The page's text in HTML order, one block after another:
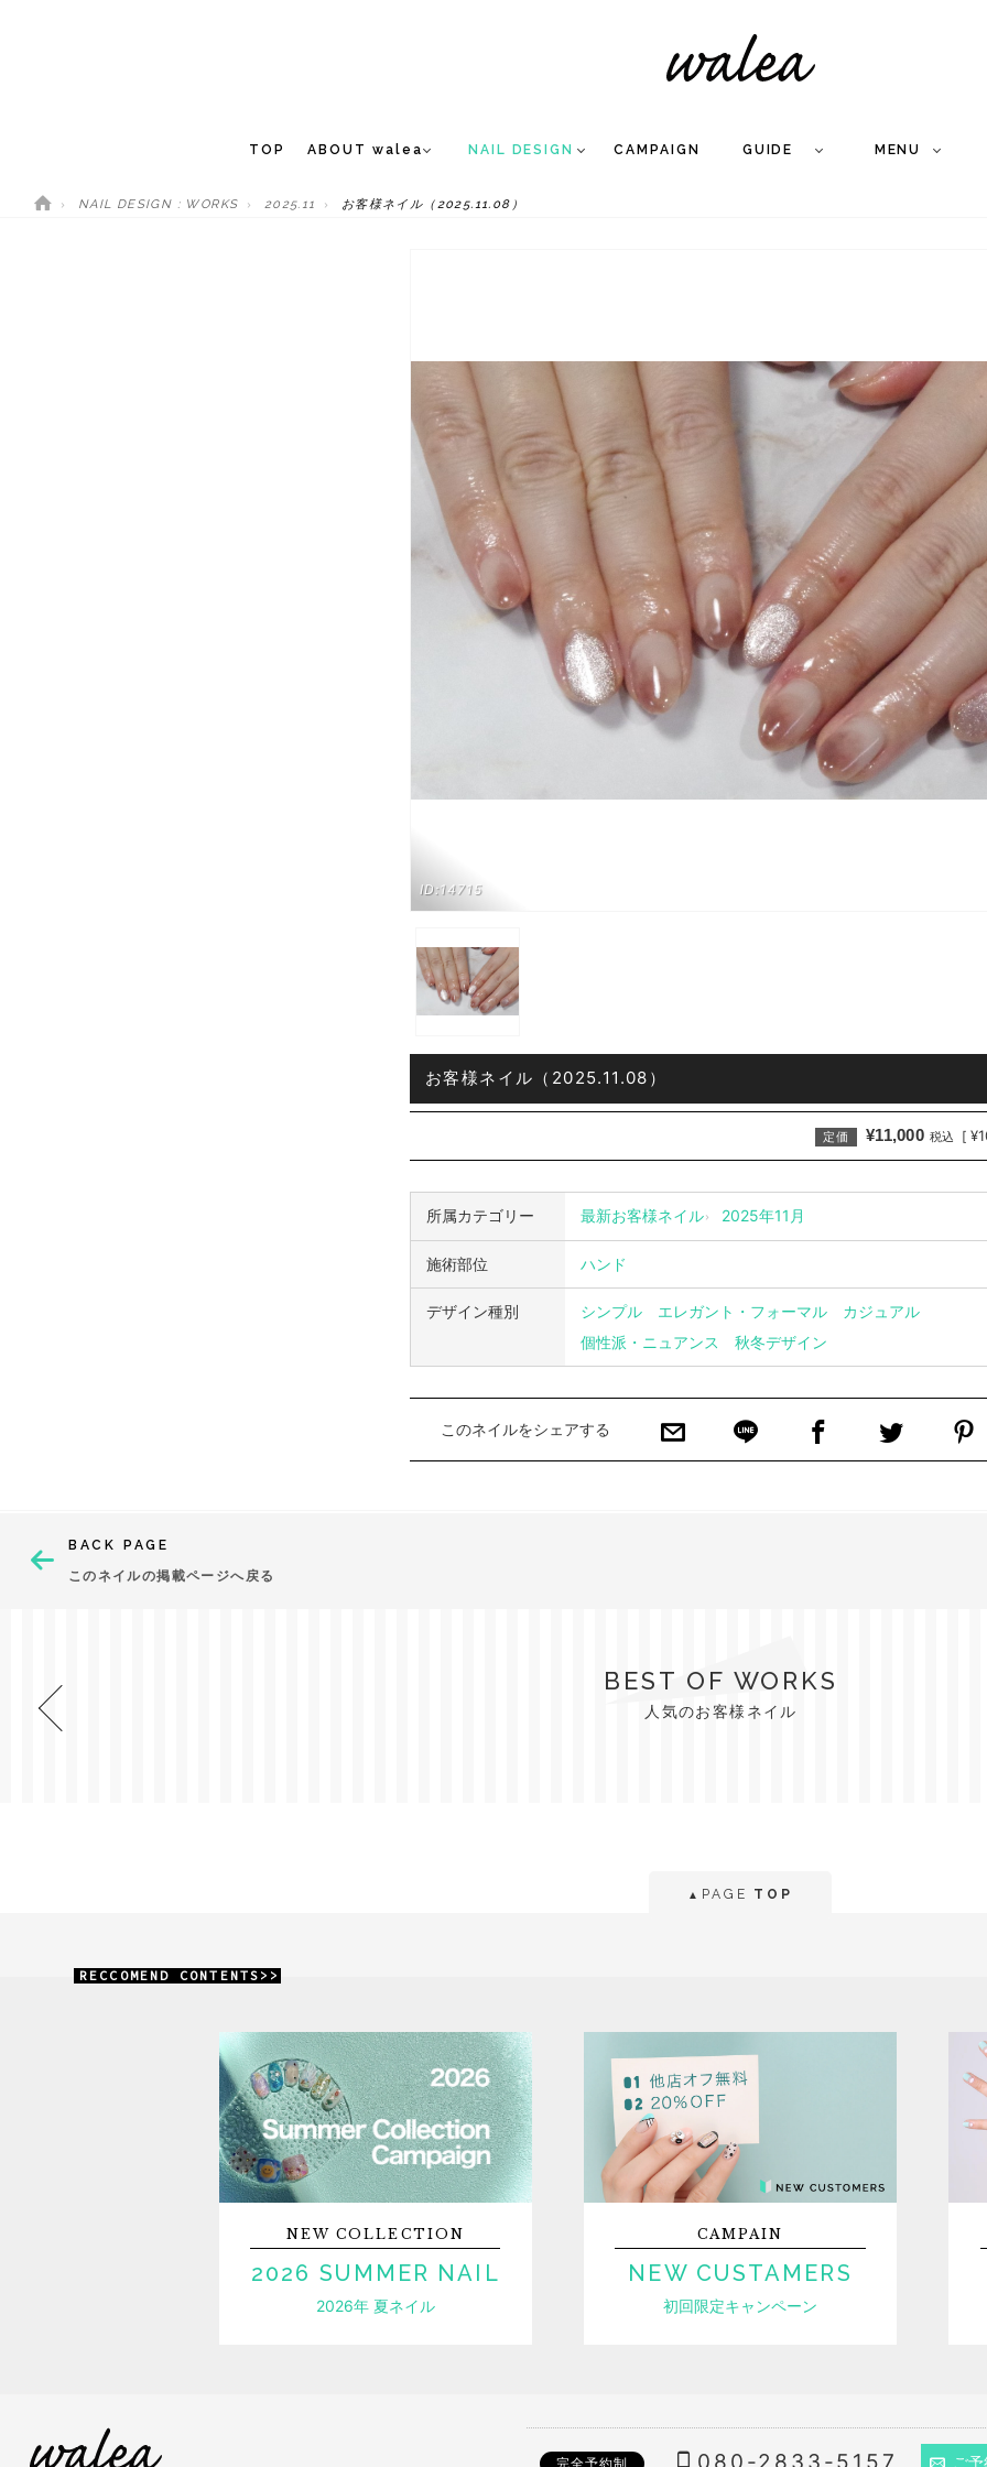
TOP ABOUT walea NAIL DESIGN CAMPAIGN GUIDE MENU
NAIL DESIGN : WORKS 2025.11 お客様ネイル（2025.11.08）
ID:14715
お客様ネイル（2025.11.08）
定価 ¥11,000 税込 [
所属カテゴリー 最新お客様ネイル 2025年11月
施術部位 ハンド
デザイン種別 シンプル エレガント・フォーマル
カジュアル
個性派・ニュアンス
秋冬デザイン
このネイルをシェアする
BACK PAGE
このネイルの掲載ページへ戻る
BEST OF WORKS
人気のお客様ネイル
▲ PAGE TOP
RECCOMEND CONTENTS>>
NEWCOLLECTION
2026 SUMMER NAIL
2026年 夏ネイル
CAMPAIN
NEW CUSTAMERS
初回限定キャンペーン
完全予約制 ご